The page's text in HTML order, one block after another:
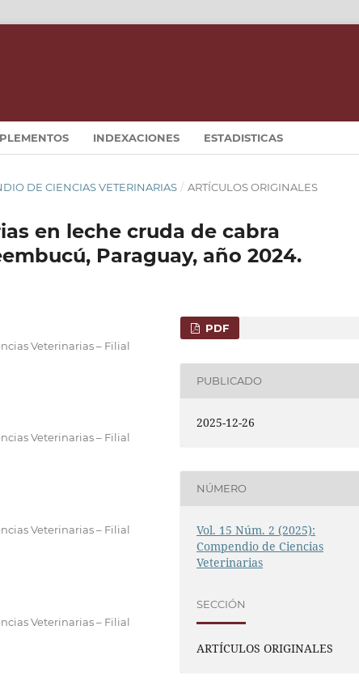
INDEXACIONES ESTADISTICAS
DE CIENCIAS VETERINARIAS / ARTÍCULOS ORIGINALES
en leche cruda de cabra
Paraguay, año 2024.
Veterinarias – Filial
Veterinarias – Filial
Veterinarias – Filial
Veterinarias – Filial
PDF
PUBLICADO
2025-12-26
NÚMERO
Vol. 15 Núm. 2 (2025):
Compendio de Ciencias
Veterinarias
SECCIÓN
ARTÍCULOS ORIGINALES